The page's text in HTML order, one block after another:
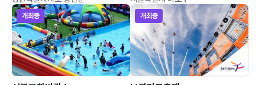
개최중 개최중